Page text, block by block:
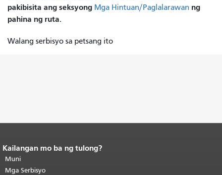
pakibisita ang seksyong Mga Hintuan/Paglalarawan ng
pahina ng ruta.
Walang serbisyo sa petsang ito
Katapusan ng nilalaman ng
pahina.
pahinang ito ay nauulit sa bawat
Kailangan mo ba ng tulong?
Muni
Mga Serbisyo